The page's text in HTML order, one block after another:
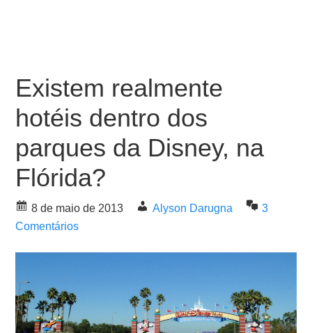
Existem realmente
hotéis dentro dos
parques da Disney, na
Flórida?
8 de maio de 2013 Alyson Darugna
3
Comentários